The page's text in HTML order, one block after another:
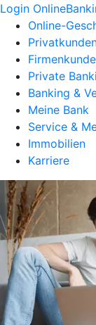
Login
Online-
Private
Banking &
Meine Bank
Service &
Immobilien
Karriere